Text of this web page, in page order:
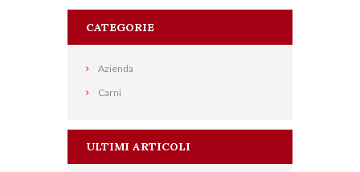
CATEGORIE
Azienda
Carni
ULTIMI ARTICOLI